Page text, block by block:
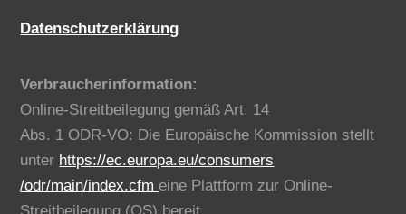
Datenschutzerklärung
Verbraucherinformation:
Online-Streitbeilegung gemäß Art. 14
Abs. 1 ODR-VO: Die Europäische Kommission stellt
unter https://ec.europa.eu/consumers
/odr/main/index.cfmeine Plattform zur Online-